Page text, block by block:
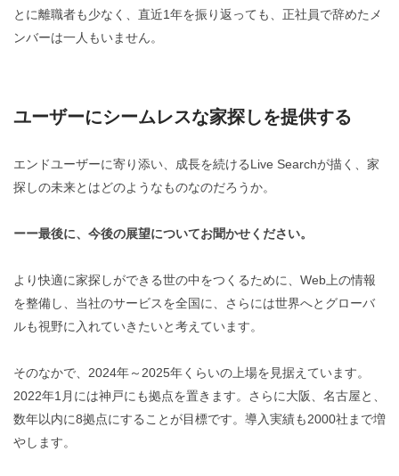
とに離職者も少なく、直近1年を振り返っても、正社員で辞めたメ
ンバーは一人もいません。
ユーザーにシームレスな家探しを提供する
エンドユーザーに寄り添い、成長を続けるLive Searchが描く、家
探しの未来とはどのようなものなのだろうか。
ーー最後に、今後の展望についてお聞かせください。
より快適に家探しができる世の中をつくるために、Web上の情報
を整備し、当社のサービスを全国に、さらには世界へとグローバ
ルも視野に入れていきたいと考えています。
そのなかで、2024年～2025年くらいの上場を見据えています。
2022年1月には神戸にも拠点を置きます。さらに大阪、名古屋と、
数年以内に8拠点にすることが目標です。導入実績も2000社まで増
やします。